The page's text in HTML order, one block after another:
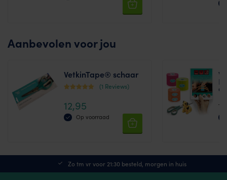
Aanbevolen voor jou
VetkinTape® schaar
5.00
uit 5
(1 Reviews)
12,95
Op voorraad
Zo tm vr voor 21:30 besteld, morgen in huis